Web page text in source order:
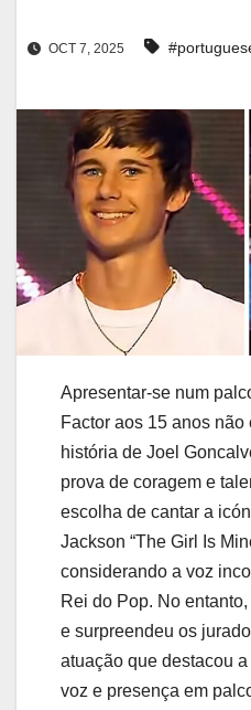
OCT 7, 2025
Apresentar-se num
Factor aos 15 anos não
história de Joel
prova de coragem e
escolha de cantar a
Jackson “The Girl Is
considerando a voz
Rei do Pop. No
e surpreendeu os
atuação que destacou
voz e presença em